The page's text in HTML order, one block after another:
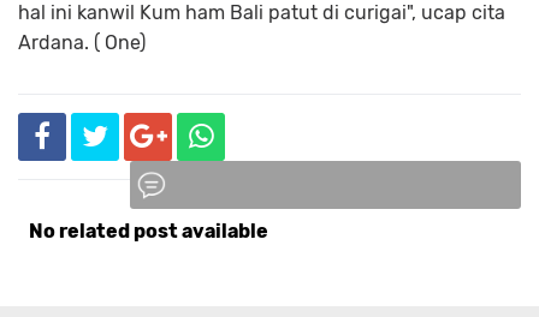
hal ini kanwil Kum ham Bali patut di curigai", ucap cita
Ardana. ( One)
No related post available